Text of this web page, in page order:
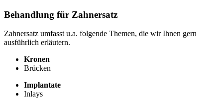
Behandlung für Zahnersatz
Zahnersatz umfasst u.a. folgende Themen, die wir Ihnen gern
ausführlich erläutern.
Kronen
Brücken
Implantate
Inlays